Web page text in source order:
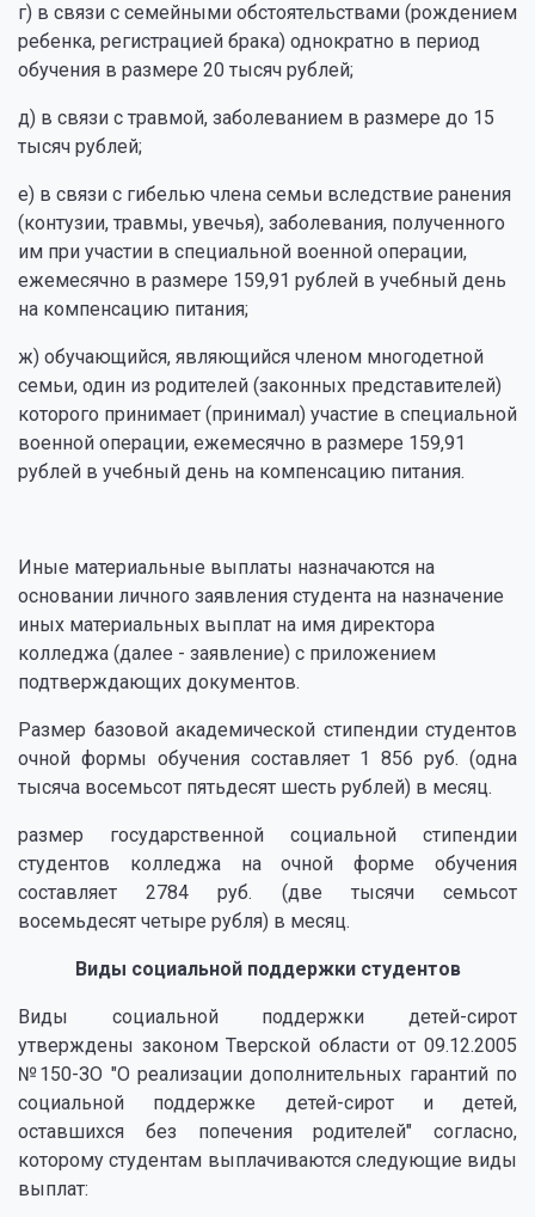
г) в связи с семейными обстоятельствами (рождением
ребенка, регистрацией брака) однократно в период
обучения в размере 20 тысяч рублей;
д) в связи с травмой, заболеванием в размере до 15
тысяч рублей;
е) в связи с гибелью члена семьи вследствие ранения
(контузии, травмы, увечья), заболевания, полученного
им при участии в специальной военной операции,
ежемесячно в размере 159,91 рублей в учебный день
на компенсацию питания;
ж) обучающийся, являющийся членом многодетной
семьи, один из родителей (законных представителей)
которого принимает (принимал) участие в специальной
военной операции, ежемесячно в размере 159,91
рублей в учебный день на компенсацию питания.
Иные материальные выплаты назначаются на
основании личного заявления студента на назначение
иных материальных выплат на имя директора
колледжа (далее - заявление) с приложением
подтверждающих документов.
Размер базовой академической стипендии студентов
очной формы обучения составляет 1 856 руб. (одна
тысяча восемьсот пятьдесят шесть рублей) в месяц.
размер государственной социальной стипендии
студентов колледжа на очной форме обучения
составляет 2784 руб. (две тысячи семьсот
восемьдесят четыре рубля) в месяц.
Виды социальной поддержки студентов
Виды социальной поддержки детей-сирот
утверждены законом Тверской области от 09.12.2005
№150-ЗО "О реализации дополнительных гарантий по
социальной поддержке детей-сирот и детей,
оставшихся без попечения родителей" согласно,
которому студентам выплачиваются следующие виды
выплат: